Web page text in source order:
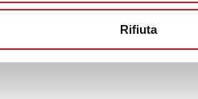
Rifiuta